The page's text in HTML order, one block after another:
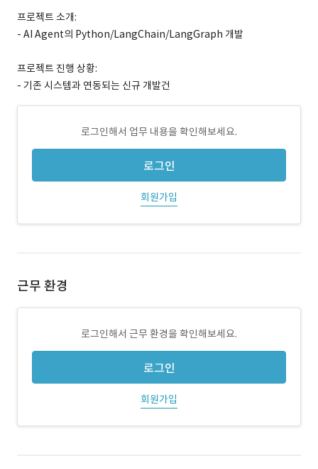
프로젝트 소개:
- AI Agent의 Python/LangChain/LangGraph 개발
프로젝트 진행 상황:
- 기존 시스템과 연동되는 신규 개발건
로그인해서 업무 내용을 확인해보세요.
로그인
회원가입
근무 환경
로그인해서 근무 환경을 확인해보세요.
로그인
회원가입